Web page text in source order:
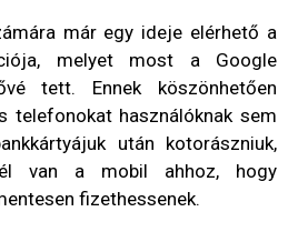
már egy ideje elérhető a
melyet most a Google
tett. Ennek köszönhetően
telefonokat használóknak sem
után kotorászniuk,
van a mobil ahhoz, hogy
fizethessenek.